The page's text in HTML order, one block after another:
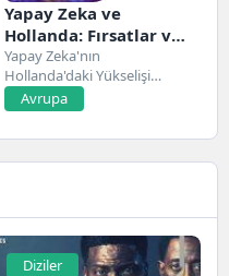
Yapay Zeka ve
Hollanda: Fırsatlar ve
Zorluklar
Yapay Zeka'nın
Hollanda'daki Yükselişi
Hollanda, son yıllarda yapay
zeka alanında...
Avrupa
Diziler